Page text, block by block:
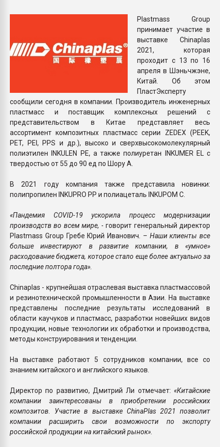
ПЕРЕЙТИ НА
Plastmass Group
принимает участие в
выставке Chinaplas
2021, которая
проходит с 13 по 16
апреля в Шэньчжэне,
Китай. Об этом
ПластЭксперту
сообщили сегодня в компании. Производитель инженерных
пластмасс и поставщик комплексных решений с
представительством в Китае представляет весь
ассортимент композитных пластмасс серии ZEDEX (PEEK,
PET, PEI, PPS и др.), высоко и сверхвысокомолекулярный
полиэтилен INKULEN PE, а также полиуретан INKUMER EL с
твердостью от 55 до 90 ед по Шору А.
В 2021 году компания также представила новинки:
полипропилен INKUPRO PP и полиацеталь INKUPOM C.
«Пандемия COVID-19 ускорила процесс модернизации
производств во всем мире, - говорит генеральный директор
Plastmass Group Гребе Юрий Иванович. – Наши клиенты все
больше инвестируют в развитие компании, в «умное»
расходование бюджета, которое стало еще более актуально за
последние полтора года».
Chinaplas - крупнейшая отраслевая выставка пластмассовой
и резинотехнической промышленности в Азии. На выставке
представлены последние результаты исследований в
области каучуков и пластмасс, разработки новейших видов
продукции, новые технологии их обработки и производства,
методы конструирования и тенденции.
На выставке работают 5 сотрудников компании, все со
знанием китайского и английского языков.
Директор по развитию, Дмитрий Ли отмечает: «Китайские
компании заинтересованы в приобретении российских
композитов. Участие в выставке ChinaPlas 2021 позволит
компании расширить свои возможности по экспорту
российской продукции на китайский рынок».